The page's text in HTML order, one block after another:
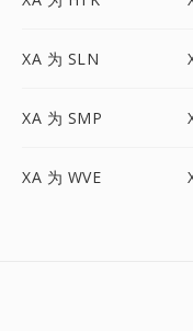
XA 为 SLN
XA 为 SMP
XA 为 WVE